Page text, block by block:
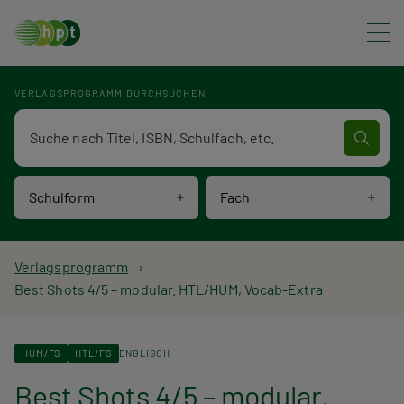
VERLAGSPROGRAMM DURCHSUCHEN
Schulform Fach
Verlagsprogramm Volltextsuche
P
a
d
Verlagsprogramm
Best Shots 4/5 – modular. HTL/HUM, Vocab-Extra
HUM/FS HTL/FS ENGLISCH
Best Shots 4/5 – modular.